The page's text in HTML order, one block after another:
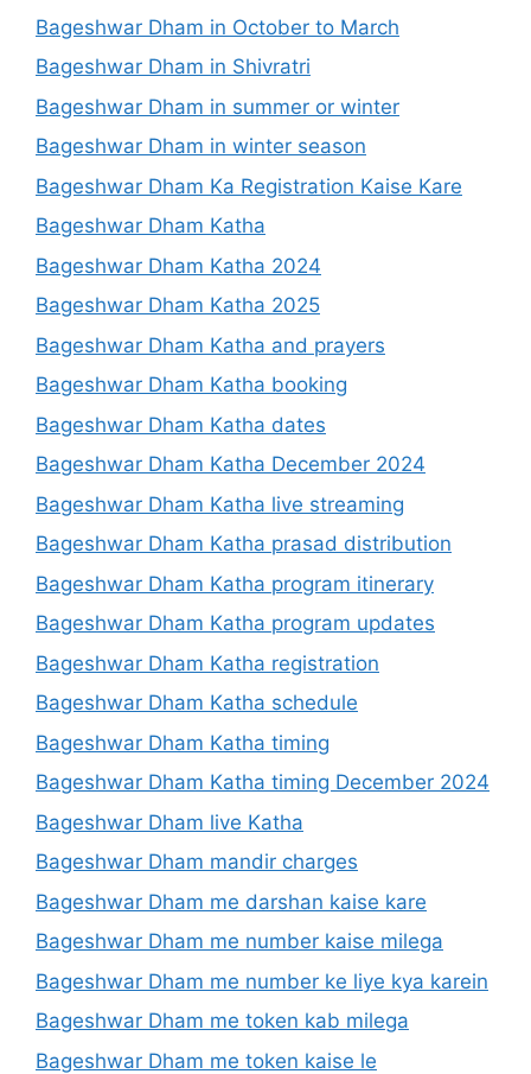
Bageshwar Dham in October to March
Bageshwar Dham in Shivratri
Bageshwar Dham in summer or winter
Bageshwar Dham in winter season
Bageshwar Dham Ka Registration Kaise Kare
Bageshwar Dham Katha
Bageshwar Dham Katha 2024
Bageshwar Dham Katha 2025
Bageshwar Dham Katha and prayers
Bageshwar Dham Katha booking
Bageshwar Dham Katha dates
Bageshwar Dham Katha December 2024
Bageshwar Dham Katha live streaming
Bageshwar Dham Katha prasad distribution
Bageshwar Dham Katha program itinerary
Bageshwar Dham Katha program updates
Bageshwar Dham Katha registration
Bageshwar Dham Katha schedule
Bageshwar Dham Katha timing
Bageshwar Dham Katha timing December 2024
Bageshwar Dham live Katha
Bageshwar Dham mandir charges
Bageshwar Dham me darshan kaise kare
Bageshwar Dham me number kaise milega
Bageshwar Dham me number ke liye kya karein
Bageshwar Dham me token kab milega
Bageshwar Dham me token kaise le